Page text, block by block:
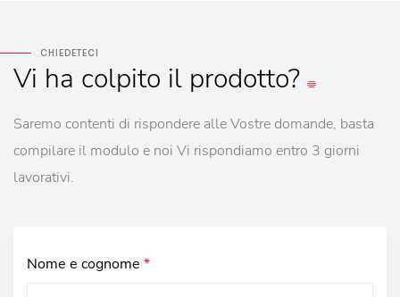
CHIEDETECI
Vi ha colpito il prodotto?
Saremo contenti di rispondere alle Vostre domande, basta
compilare il modulo e noi Vi rispondiamo entro 3 giorni
lavorativi.
Nome e cognome *